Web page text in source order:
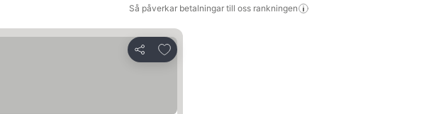
Så påverkar betalningar till oss rankningen
Dela
Lägg till i Mina Favoriter